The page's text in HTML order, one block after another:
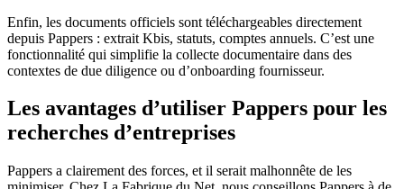
Enfin, les documents officiels sont téléchargeables directement
depuis Pappers : extrait Kbis, statuts, comptes annuels. C’est une
fonctionnalité qui simplifie la collecte documentaire dans des
contextes de due diligence ou d’onboarding fournisseur.
Les avantages d’utiliser Pappers pour les
recherches d’entreprises
Pappers a clairement des forces, et il serait malhonnête de les